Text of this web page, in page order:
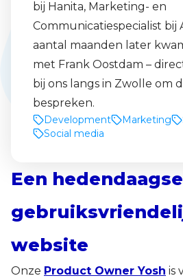
bij Hanita, Marketing- en
Communicatiespecialist bij
aantal maanden later
met Frank Oostdam –
bij ons langs in Zwolle om
bespreken.
Development Marketing
Social media
Een
website
Onze Product Owner Yosh is